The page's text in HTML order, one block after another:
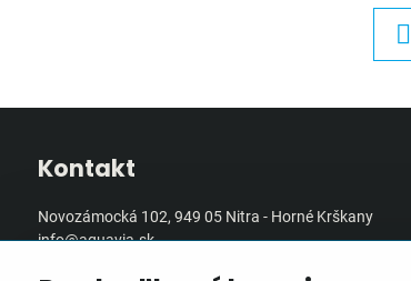
Kontakt
Novozámocká 102, 949 05 Nitra - Horné Krškany
info@aquavia.sk